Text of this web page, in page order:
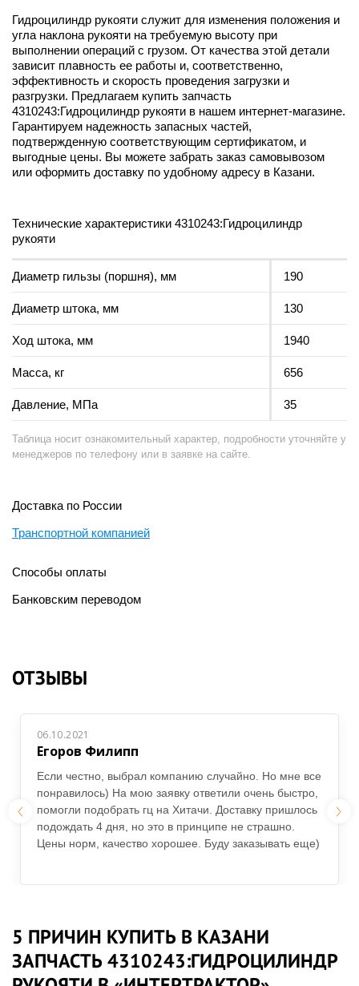
Гидроцилиндр рукояти служит для изменения положения и
угла наклона рукояти на требуемую высоту при
выполнении операций с грузом. От качества этой детали
зависит плавность ее работы и, соответственно,
эффективность и скорость проведения загрузки и
разгрузки. Предлагаем купить запчасть
4310243:Гидроцилиндр рукояти в нашем интернет-магазине.
Гарантируем надежность запасных частей,
подтвержденную соответствующим сертификатом, и
выгодные цены. Вы можете забрать заказ самовывозом
или оформить доставку по удобному адресу в Казани.
Технические характеристики 4310243:Гидроцилиндр
рукояти
Диаметр гильзы (поршня), мм 190
Диаметр штока, мм 130
Ход штока, мм 1940
Масса, кг 656
Давление, МПа 35
Таблица носит ознакомительный характер, подробности уточняйте у
менеджеров по телефону или в заявке на сайте.
Доставка по России
Транспортной компанией
Способы оплаты
Банковским переводом
ОТЗЫВЫ
06.10.2021
Егоров Филипп
Если честно, выбрал компанию случайно. Но мне все
понравилось) На мою заявку ответили очень быстро,
помогли подобрать гц на Хитачи. Доставку пришлось
подождать 4 дня, но это в принципе не страшно.
Цены норм, качество хорошее. Буду заказывать еще)
5 ПРИЧИН КУПИТЬ В КАЗАНИ
ЗАПЧАСТЬ 4310243:ГИДРОЦИЛИНДР